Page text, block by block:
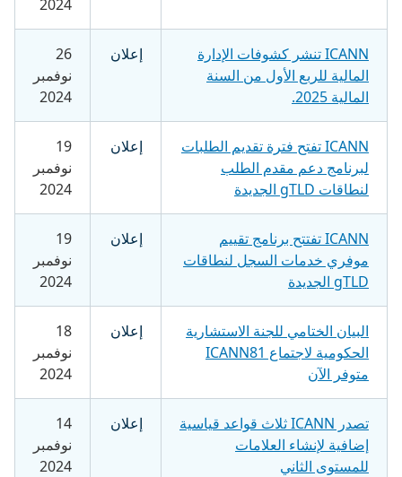
2024
ICANN تنشر كشوفات الإدارة
المالية للربع الأول من السنة
المالية 2025.
إعلان
26
نوفمبر
2024
ICANN تفتح فترة تقديم الطلبات
لبرنامج دعم مقدم الطلب
لنطاقات gTLD الجديدة
إعلان
19
نوفمبر
2024
ICANN تفتتح برنامج تقييم
موفري خدمات السجل لنطاقات
gTLD الجديدة
إعلان
19
نوفمبر
2024
البيان الختامي للجنة الاستشارية
الحكومية لاجتماع ICANN81
متوفر الآن
إعلان
18
نوفمبر
2024
تصدر ICANN ثلاث قواعد قياسية
إضافية لإنشاء العلامات
للمستوى الثاني
إعلان
14
نوفمبر
2024